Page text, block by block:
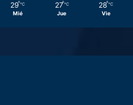
29 ℃
Mié
27 ℃
Jue
28 ℃
Vie